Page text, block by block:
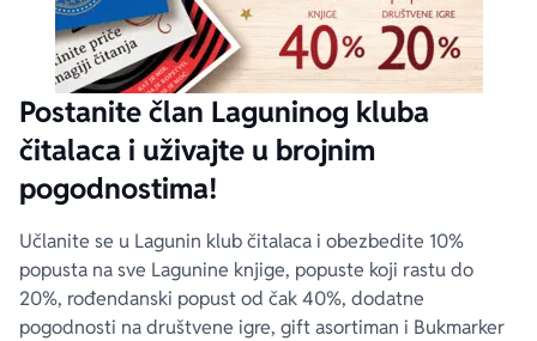
Postanite član Laguninog kluba
čitalaca i uživajte u brojnim
pogodnostima!
Učlanite se u Lagunin klub čitalaca i obezbedite 10%
popusta na sve Lagunine knjige, popuste koji rastu do
20%, rođendanski popust od čak 40%, dodatne
pogodnosti na društvene igre, gift asortiman i Bukmarker